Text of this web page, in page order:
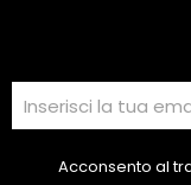
Acconsento al